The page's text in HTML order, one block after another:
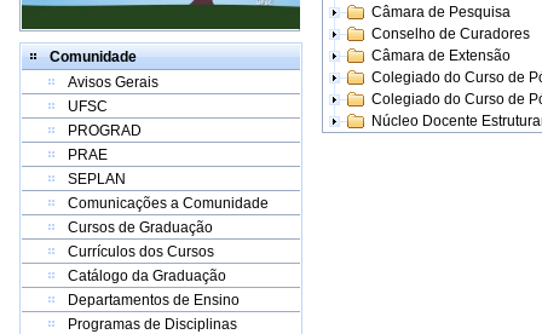
Comunidade
Avisos Gerais
UFSC
PROGRAD
PRAE
SEPLAN
Comunicações a Comunidade
Cursos de Graduação
Currículos dos Cursos
Catálogo da Graduação
Departamentos de Ensino
Programas de Disciplinas
Câmara de Pesquisa
Conselho de Curadores
Câmara de Extensão
Colegiado do Curso de
Colegiado do Curso de
Núcleo Docente